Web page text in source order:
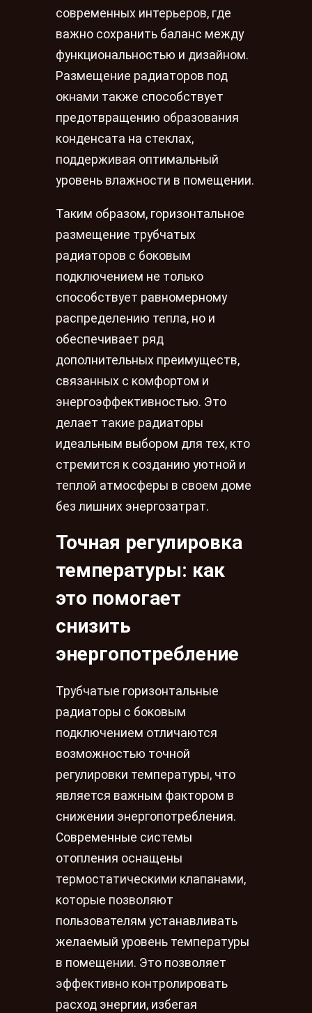
современных интерьеров, где
важно сохранить баланс между
функциональностью и дизайном.
Размещение радиаторов под
окнами также способствует
предотвращению образования
конденсата на стеклах,
поддерживая оптимальный
уровень влажности в помещении.
Таким образом, горизонтальное
размещение трубчатых
радиаторов с боковым
подключением не только
способствует равномерному
распределению тепла, но и
обеспечивает ряд
дополнительных преимуществ,
связанных с комфортом и
энергоэффективностью. Это
делает такие радиаторы
идеальным выбором для тех, кто
стремится к созданию уютной и
теплой атмосферы в своем доме
без лишних энергозатрат.
Точная регулировка
температуры: как
это помогает
снизить
энергопотребление
Трубчатые горизонтальные
радиаторы с боковым
подключением отличаются
возможностью точной
регулировки температуры, что
является важным фактором в
снижении энергопотребления.
Современные системы
отопления оснащены
термостатическими клапанами,
которые позволяют
пользователям устанавливать
желаемый уровень температуры
в помещении. Это позволяет
эффективно контролировать
расход энергии, избегая